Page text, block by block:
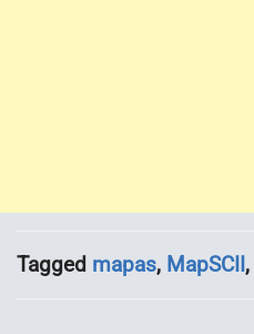
Tagged mapas, MapSCII,